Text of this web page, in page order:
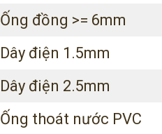
Ống đồng >= 6mm
Dây điện 1.5mm
Dây điện 2.5mm
Ống thoát nước PVC